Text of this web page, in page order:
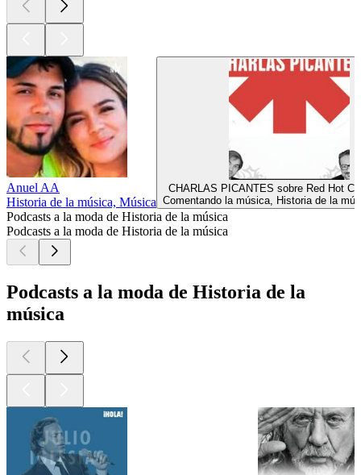
Anuel AA
Historia de la música, Música
CHARLAS PICANTES sobre Red Hot
Comentando la música, Historia de la
Podcasts a la moda de Historia de la música
Podcasts a la moda de Historia de la música
Podcasts a la moda de Historia de la
música